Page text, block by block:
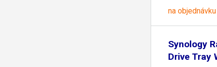
na objednávku
Synology
Drive Tray